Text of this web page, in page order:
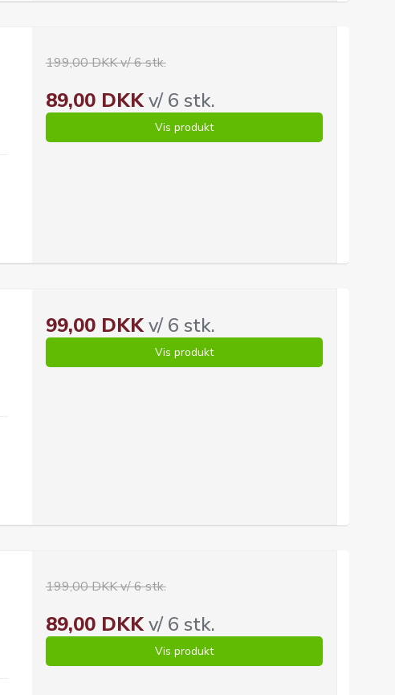
199,00 DKK v/ 6 stk.
89,00 DKKv/ 6 stk.
Vis produkt
99,00 DKKv/ 6 stk.
Vis produkt
199,00 DKK v/ 6 stk.
89,00 DKKv/ 6 stk.
Vis produkt